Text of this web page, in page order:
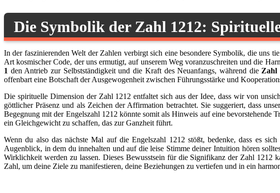
Die Symbolik der Zahl 1212:
In der faszinierenden Welt der Zahlen verbirgt sich eine besondere Symbolik, die uns
Art kosmischer Code, der uns ermutigt, auf unserem Weg voranzuschreiten und die
1 den Antrieb zur Selbstständigkeit und die Kraft des Neuanfangs, während die Zahl
offenbart eine Botschaft der Ausgewogenheit zwischen Führungsstärke und
Die spirituelle Dimension der Zahl 1212 entfaltet sich aus der Idee, dass wir von
göttlicher Präsenz und als Zeichen der Affirmation betrachtet. Sie suggeriert, dass
Begegnung mit der Engelszahl 1212 könnte somit als Hinweis auf eine bevorstehende
ein Gleichgewicht zu schaffen, das zur Ganzheit führt.
Wenn du also das nächste Mal auf die Engelszahl 1212 stößt, bedenke, dass es
Augenblick, in dem du innehalten und auf die leise Stimme deiner Intuition hören
Wirklichkeit werden zu lassen. Dieses Bewusstsein für die Signifikanz der Zahl 1212
Zahl, um deine Ziele zu manifestieren, deine Beziehungen zu vertiefen und in ein